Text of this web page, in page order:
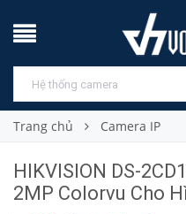
Trang chủ Camera IP
HIKVISION DS-
2MP Colorvu Cho